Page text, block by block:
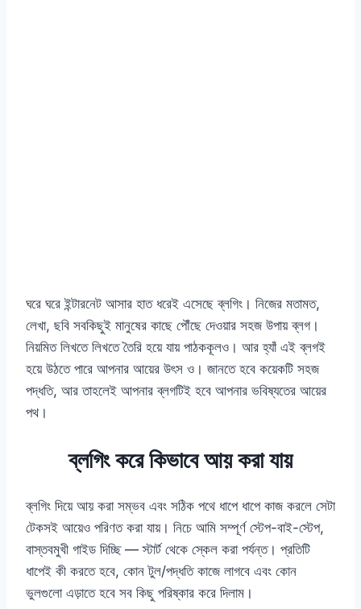
ঘরে ঘরে ইন্টারনেট আসার হাত ধরেই এসেছে ব্লগিং। নিজের মতামত,
লেখা, ছবি সবকিছুই মানুষের কাছে পৌঁছে দেওয়ার সহজ উপায় ব্লগ।
নিয়মিত লিখতে লিখতে তৈরি হয়ে যায় পাঠককূলও। আর হ্যাঁ এই ব্লগই
হয়ে উঠতে পারে আপনার আয়ের উৎস ও। জানতে হবে কয়েকটি সহজ
পদ্ধতি, আর তাহলেই আপনার ব্লগটিই হবে আপনার ভবিষ্যতের আয়ের
পথ।
ব্লগিং করে কিভাবে আয় করা যায়
ব্লগিং দিয়ে আয় করা সম্ভব এবং সঠিক পথে ধাপে ধাপে কাজ করলে সেটা
টেকসই আয়েও পরিণত করা যায়। নিচে আমি সম্পূর্ণ স্টেপ-বাই-স্টেপ,
বাস্তবমুখী গাইড দিচ্ছি — স্টার্ট থেকে স্কেল করা পর্যন্ত। প্রতিটি
ধাপেই কী করতে হবে, কোন টুল/পদ্ধতি কাজে লাগবে এবং কোন
ভুলগুলো এড়াতে হবে সব কিছু পরিষ্কার করে দিলাম।